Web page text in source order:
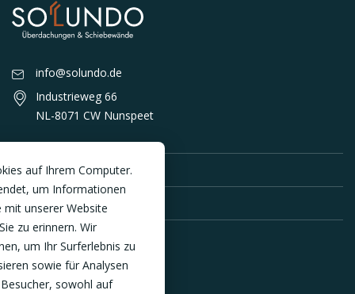
info@solundo.de
Industrieweg 66
NL-8071 CW Nunspeet
PRODUKTE
SERVICE DE
auf Ihrem Computer.
um Informationen
mit unserer Website
zu erinnern. Wir
um Ihr Surferlebnis zu
sowie für Analysen
sowohl auf